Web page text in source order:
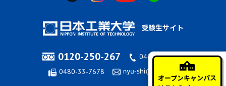
オープンキャンパス
受験生サイト
0120-250-267
0480-33-7676
0480-33-7678